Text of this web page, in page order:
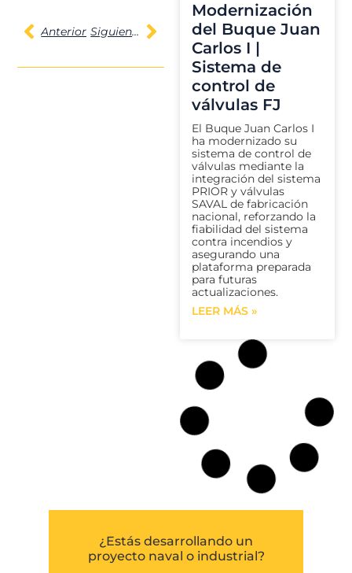
Anterior Siguiente
Modernización
del Buque Juan
Carlos I |
Sistema de
control de
válvulas FJ
El Buque Juan Carlos I
ha modernizado su
sistema de control de
válvulas mediante la
integración del sistema
PRIOR y válvulas
SAVAL de fabricación
nacional, reforzando la
fiabilidad del sistema
contra incendios y
asegurando una
plataforma preparada
para futuras
actualizaciones.
LEER MÁS »
¿Estás desarrollando un
proyecto naval o industrial?